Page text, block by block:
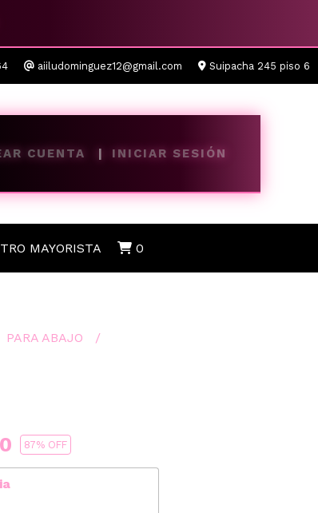
aiiludominguez12@gmail.com Suipacha 245 piso 6
CUENTA INICIAR SESIÓN
MAYORISTA 0
PARA ABAJO
87% OFF